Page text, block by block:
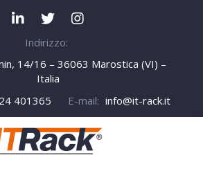
Indirizzo:
14/16 – 36063 Marostica (VI) –
Italia
401365 E-mail: info@it-rack.it